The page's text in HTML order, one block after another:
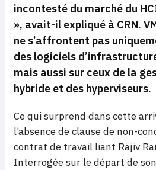
incontesté du marché du
», avait-il expliqué à CRN.
ne s’affrontent pas
des logiciels
mais aussi sur ceux de la
hybride et des hyperviseurs.
Ce qui surprend dans cette
l’absence de clause de non-
contrat de travail liant Rajiv
Interrogée sur le départ de